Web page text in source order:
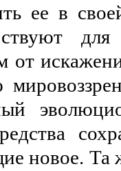
ее в
для
от
новое. Та